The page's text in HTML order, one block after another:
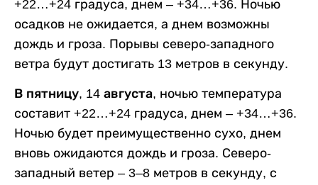
+22…+24 градуса, днем – +34…+36. Ночью
осадков не ожидается, а днем возможны
дождь и гроза. Порывы северо-западного
ветра будут достигать 13 метров в секунду.
В пятницу, 14 августа, ночью температура
составит +22…+24 градуса, днем – +34…+36.
Ночью будет преимущественно сухо, днем
вновь ожидаются дождь и гроза. Северо-
западный ветер – 3–8 метров в секунду, с